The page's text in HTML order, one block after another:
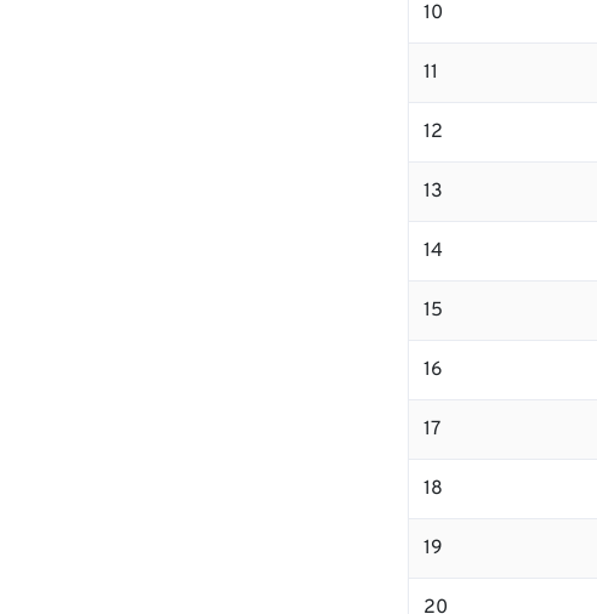
10
11
12
13
14
15
16
17
18
19
20